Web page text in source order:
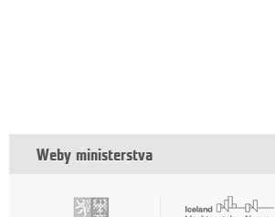
Weby ministerstva